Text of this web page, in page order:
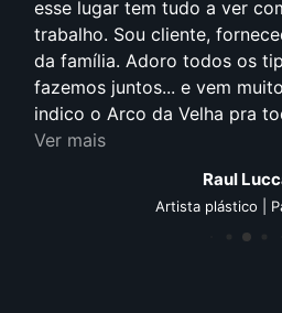
esse lugar tem tudo a ver
trabalho. Sou cliente,
da família. Adoro todos os
fazemos juntos... e vem
indico o Arco da Velha pra
Ver mais
Raul
Artista plástico |